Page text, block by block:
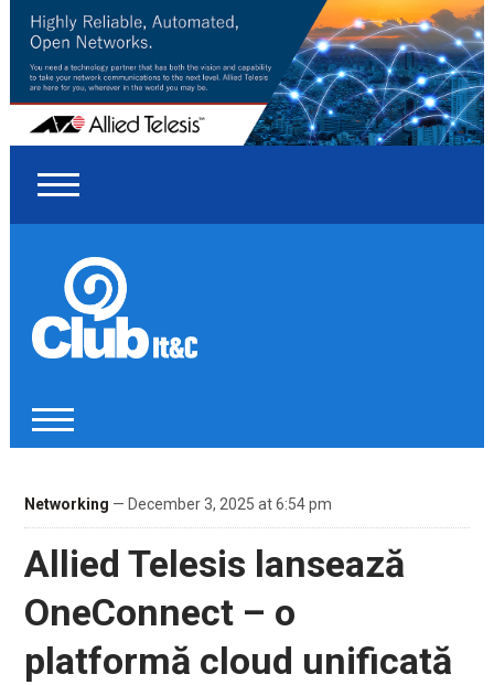
Networking — December 3, 2025 at 6:54 pm
Allied Telesis lansează
OneConnect – o
platformă cloud unificată